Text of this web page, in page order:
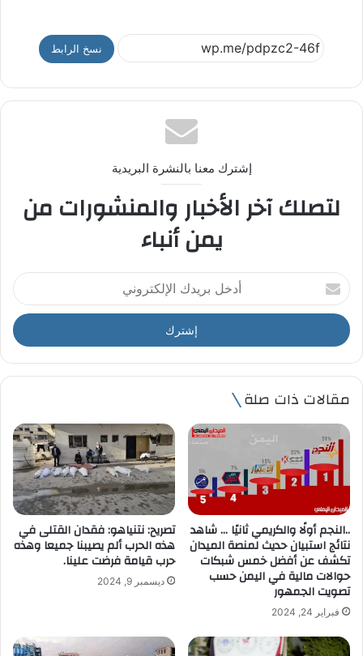
نسخ الرابط
إشترك معنا بالنشرة البريدية
لتصلك آخر الأخبار والمنشورات من
يمن أنباء
أ
د
خ
ل
ر
د
ا
ل
ك
ر
و
ي
مقالات ذات صلة
..النجم أولًا والكريمي ثانيًا … شاهد
نتائج استبيان حديث لمنصة الميدان
تكشف عن أفضل خمس شبكات
حوالات مالية في اليمن حسب
تصويت الجمهور
فبراير 24, 2024
تصريح: نتنياهو: فقدان القتلى في
هذه الحرب ألم يصيبنا جميعا وهذه
حرب قيامة فرضت علينا.
ديسمبر 9, 2024